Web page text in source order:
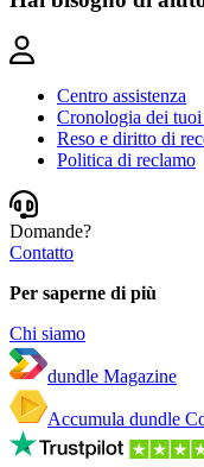
Centro assistenza
Cronologia dei
Reso e diritto di
Politica di reclamo
Domande?
Contatto
Per saperne di più
Chi siamo
dundle Magazine
Accumula dundle